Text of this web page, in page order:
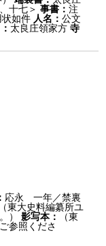
十七＞ 事書：注
状如件 人名：公文
太良庄領家方 寺
応永 一年／禁裏
（東大史料編纂所ユ
）
影写本：
（東
参照くださ